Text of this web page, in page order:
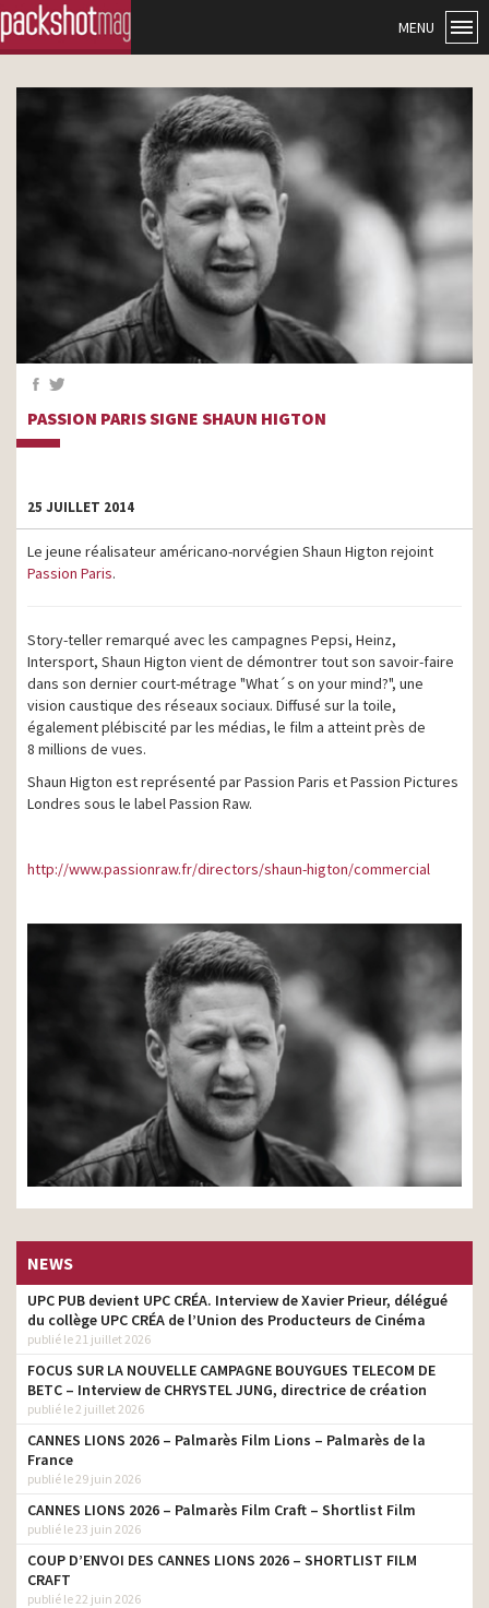
MENU
PASSION PARIS SIGNE SHAUN HIGTON
25 JUILLET 2014
Le jeune réalisateur américano-norvégien Shaun Higton rejoint
Passion Paris.
Story-teller remarqué avec les campagnes Pepsi, Heinz,
Intersport, Shaun Higton vient de démontrer tout son savoir-faire
dans son dernier court-métrage "What´s on your mind?", une
vision caustique des réseaux sociaux. Diffusé sur la toile,
également plébiscité par les médias, le film a atteint près de
8 millions de vues.
Shaun Higton est représenté par Passion Paris et Passion Pictures
Londres sous le label Passion Raw.
http://www.passionraw.fr/directors/shaun-higton/commercial
NEWS
UPC PUB devient UPC CRÉA. Interview de Xavier Prieur, délégué
du collège UPC CRÉA de l’Union des Producteurs de Cinéma
publié le 21 juillet 2026
FOCUS SUR LA NOUVELLE CAMPAGNE BOUYGUES TELECOM DE
BETC – Interview de CHRYSTEL JUNG, directrice de création
publié le 2 juillet 2026
CANNES LIONS 2026 – Palmarès Film Lions – Palmarès de la
France
publié le 29 juin 2026
CANNES LIONS 2026 – Palmarès Film Craft – Shortlist Film
publié le 23 juin 2026
COUP D’ENVOI DES CANNES LIONS 2026 – SHORTLIST FILM
CRAFT
publié le 22 juin 2026